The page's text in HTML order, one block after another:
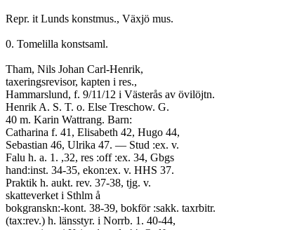
Repr. it Lunds konstmus., Växjö mus.
0. Tomelilla konstsaml.
Tham, Nils Johan Carl-Henrik,
taxeringsrevisor, kapten i res.,
Hammarslund, f. 9/11/12 i Västerås av övilöjtn.
Henrik A. S. T. o. Else Treschow. G.
40 m. Karin Wattrang. Barn:
Catharina f. 41, Elisabeth 42, Hugo 44,
Sebastian 46, Ulrika 47. — Stud :ex. v.
Falu h. a. 1. ,32, res :off :ex. 34, Gbgs
hand:inst. 34-35, ekon:ex. v. HHS 37.
Praktik h. aukt. rev. 37-38, tjg. v.
skatteverket i Sthlm å
bokgranskn:-kont. 38-39, bokför :sakk. taxrbitr.
(tax:rev.) h. länsstyr. i Norrb. 1. 40-44,